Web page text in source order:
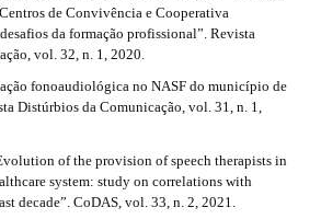
de Convivência e Cooperativa
da formação profissional”. Revista
vol. 32, n. 1, 2020.
fonoaudiológica no NASF do município de
Distúrbios da Comunicação, vol. 31, n. 1,
of the provision of speech therapists in
system: study on correlations with
decade”. CoDAS, vol. 33, n. 2, 2021.